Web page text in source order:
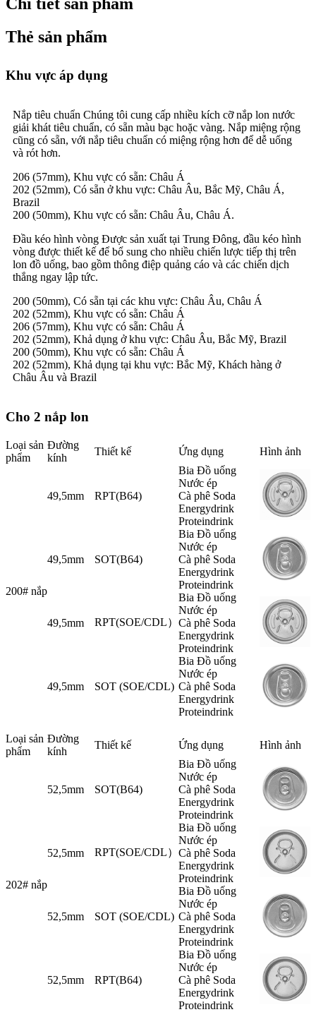
Thẻ sản phẩm
Khu vực áp dụng
Nắp tiêu chuẩn Chúng tôi cung cấp nhiều kích cỡ nắp lon nước
giải khát tiêu chuẩn, có sẵn màu bạc hoặc vàng. Nắp miệng rộng
cũng có sẵn, với nắp tiêu chuẩn có miệng rộng hơn để dễ uống
và rót hơn.
206 (57mm), Khu vực có sẵn: Châu Á
202 (52mm), Có sẵn ở khu vực: Châu Âu, Bắc Mỹ, Châu Á,
Brazil
200 (50mm), Khu vực có sẵn: Châu Âu, Châu Á.
Đầu kéo hình vòng Được sản xuất tại Trung Đông, đầu kéo hình
vòng được thiết kế để bổ sung cho nhiều chiến lược tiếp thị trên
lon đồ uống, bao gồm thông điệp quảng cáo và các chiến dịch
thắng ngay lập tức.
200 (50mm), Có sẵn tại các khu vực: Châu Âu, Châu Á
202 (52mm), Khu vực có sẵn: Châu Á
206 (57mm), Khu vực có sẵn: Châu Á
202 (52mm), Khả dụng ở khu vực: Châu Âu, Bắc Mỹ, Brazil
200 (50mm), Khu vực có sẵn: Châu Á
202 (52mm), Khả dụng tại khu vực: Bắc Mỹ, Khách hàng ở
Châu Âu và Brazil
Cho 2 nắp lon
Loại sản
phẩm
Đường
kính
Thiết kế Ứng dụng Hình ảnh
200# nắp
49,5mm RPT(B64)
Bia Đồ uống
Nước ép
Cà phê Soda
Energydrink
Proteindrink
49,5mm SOT(B64)
Bia Đồ uống
Nước ép
Cà phê Soda
Energydrink
Proteindrink
49,5mm RPT(SOE/CDL）
Bia Đồ uống
Nước ép
Cà phê Soda
Energydrink
Proteindrink
49,5mm SOT (SOE/CDL)
Bia Đồ uống
Nước ép
Cà phê Soda
Energydrink
Proteindrink
Loại sản
phẩm
Đường
kính
Thiết kế Ứng dụng Hình ảnh
202# nắp
52,5mm SOT(B64)
Bia Đồ uống
Nước ép
Cà phê Soda
Energydrink
Proteindrink
52,5mm RPT(SOE/CDL）
Bia Đồ uống
Nước ép
Cà phê Soda
Energydrink
Proteindrink
52,5mm SOT (SOE/CDL)
Bia Đồ uống
Nước ép
Cà phê Soda
Energydrink
Proteindrink
52,5mm RPT(B64)
Bia Đồ uống
Nước ép
Cà phê Soda
Energydrink
Proteindrink